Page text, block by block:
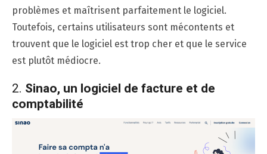
problèmes et maîtrisent parfaitement le logiciel.
Toutefois, certains utilisateurs sont mécontents et
trouvent que le logiciel est trop cher et que le service
est plutôt médiocre.
2. Sinao, un logiciel de facture et de
comptabilité